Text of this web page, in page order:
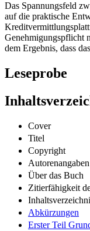
Das Spannungsfeld
auf die praktische
Genehmigungspflicht
dem Ergebnis, dass
Leseprobe
Cover
Titel
Copyright
Autorenangaben
Über das Buch
Zitierfähigkeit
Abkürzungen
Erster Teil